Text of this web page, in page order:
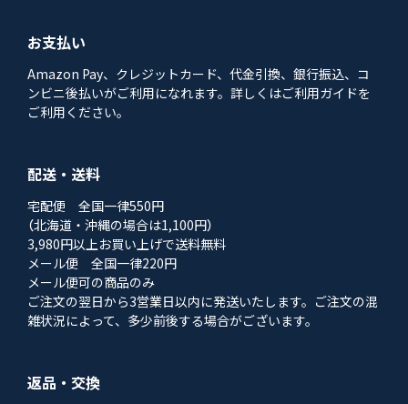
お支払い
Amazon Pay、クレジットカード、代金引換、銀行振込、コ
ンビニ後払いがご利用になれます。詳しくはご利用ガイドを
ご利用ください。
配送・送料
宅配便 全国一律550円
（北海道・沖縄の場合は1,100円）
3,980円以上お買い上げで送料無料
メール便 全国一律220円
メール便可の商品のみ
ご注文の翌日から3営業日以内に発送いたします。ご注文の混
雑状況によって、多少前後する場合がございます。
返品・交換